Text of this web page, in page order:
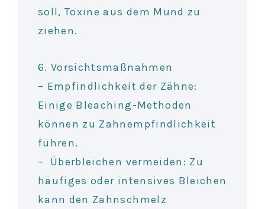
soll, Toxine aus dem Mund zu
ziehen.
6. Vorsichtsmaßnahmen
– Empfindlichkeit der Zähne:
Einige Bleaching-Methoden
können zu Zahnempfindlichkeit
führen.
– Überbleichen vermeiden: Zu
häufiges oder intensives Bleichen
kann den Zahnschmelz